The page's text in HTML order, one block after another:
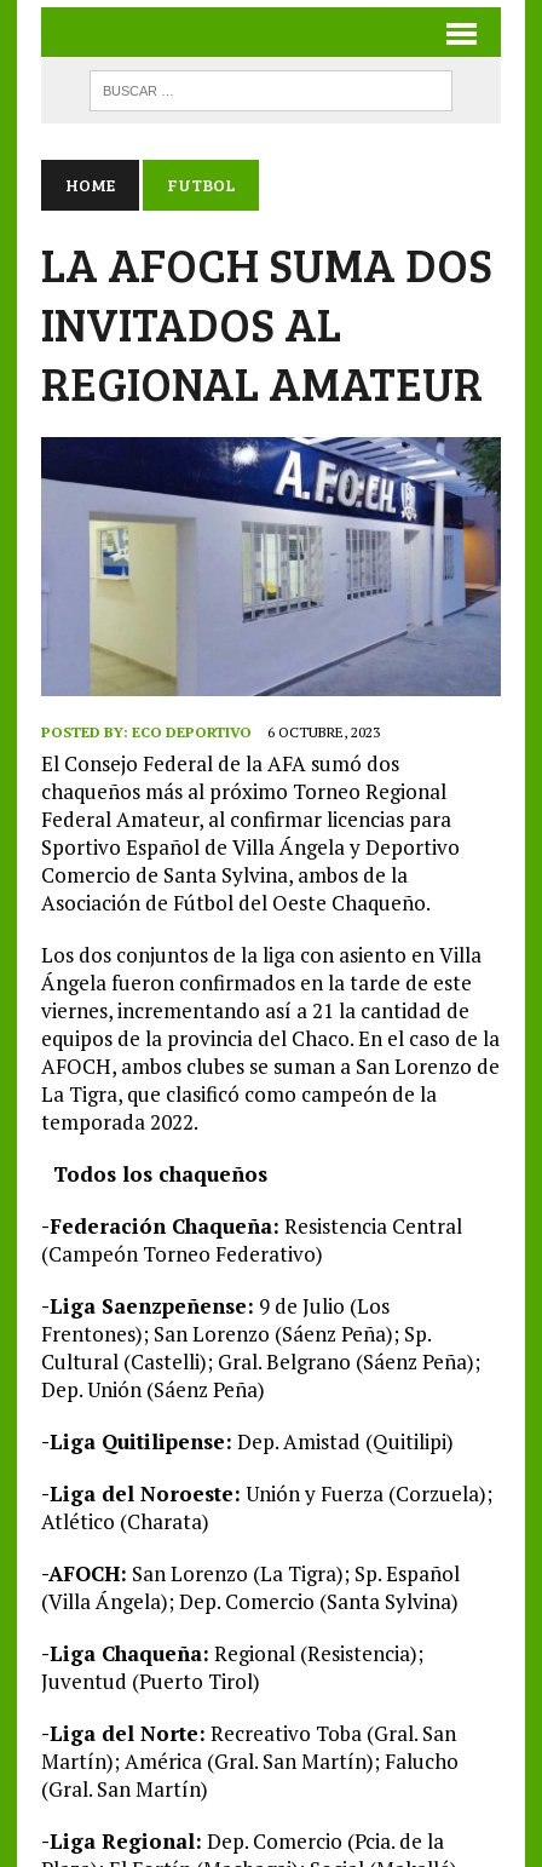
HOME FUTBOL
LA AFOCH SUMA DOS
INVITADOS AL
REGIONAL AMATEUR
POSTED BY: ECO DEPORTIVO 6 OCTUBRE, 2023
El Consejo Federal de la AFA sumó dos
chaqueños más al próximo Torneo Regional
Federal Amateur, al confirmar licencias para
Sportivo Español de Villa Ángela y Deportivo
Comercio de Santa Sylvina, ambos de la
Asociación de Fútbol del Oeste Chaqueño.
Los dos conjuntos de la liga con asiento en Villa
Ángela fueron confirmados en la tarde de este
viernes, incrementando así a 21 la cantidad de
equipos de la provincia del Chaco. En el caso de la
AFOCH, ambos clubes se suman a San Lorenzo de
La Tigra, que clasificó como campeón de la
temporada 2022.
Todos los chaqueños
-Federación Chaqueña: Resistencia Central
(Campeón Torneo Federativo)
-Liga Saenzpeñense: 9 de Julio (Los
Frentones); San Lorenzo (Sáenz Peña); Sp.
Cultural (Castelli); Gral. Belgrano (Sáenz Peña);
Dep. Unión (Sáenz Peña)
-Liga Quitilipense: Dep. Amistad (Quitilipi)
-Liga del Noroeste: Unión y Fuerza (Corzuela);
Atlético (Charata)
-AFOCH: San Lorenzo (La Tigra); Sp. Español
(Villa Ángela); Dep. Comercio (Santa Sylvina)
-Liga Chaqueña: Regional (Resistencia);
Juventud (Puerto Tirol)
-Liga del Norte: Recreativo Toba (Gral. San
Martín); América (Gral. San Martín); Falucho
(Gral. San Martín)
-Liga Regional: Dep. Comercio (Pcia. de la